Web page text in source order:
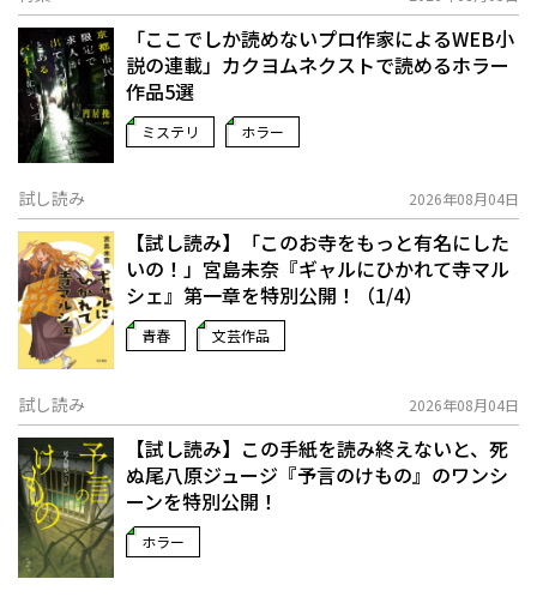
「ここでしか読めないプロ作家によるWEB小
説の連載」――カクヨムネクストで読めるホラー
作品5選
ミステリ ホラー
試し読み 2026年08月04日
【試し読み】「このお寺をもっと有名にした
いの！」宮島未奈『ギャルにひかれて寺マル
シェ』第一章を特別公開！（1/4）
青春 文芸作品
試し読み 2026年08月04日
【試し読み】この手紙を読み終えないと、死
ぬ――尾八原ジュージ『予言のけもの』のワンシ
ーンを特別公開！
ホラー